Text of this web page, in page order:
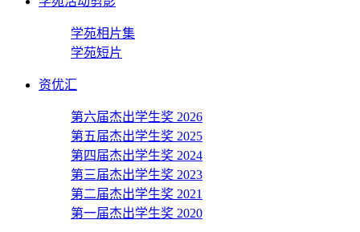
学苑相片集
学苑短片
资优汇
第六届杰出学生奖 2026
第五届杰出学生奖 2025
第四届杰出学生奖 2024
第三届杰出学生奖 2023
第二届杰出学生奖 2021
第一届杰出学生奖 2020